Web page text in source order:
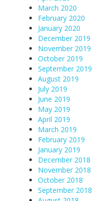
March 2020
February 2020
January 2020
December 2019
November 2019
October 2019
September 2019
August 2019
July 2019
June 2019
May 2019
April 2019
March 2019
February 2019
January 2019
December 2018
November 2018
October 2018
September 2018